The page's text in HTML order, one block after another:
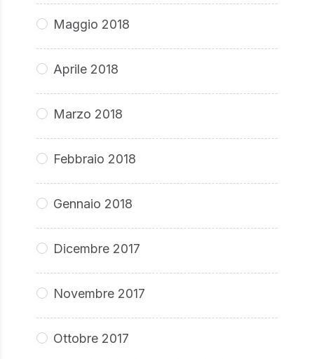
Maggio 2018
Aprile 2018
Marzo 2018
Febbraio 2018
Gennaio 2018
Dicembre 2017
Novembre 2017
Ottobre 2017